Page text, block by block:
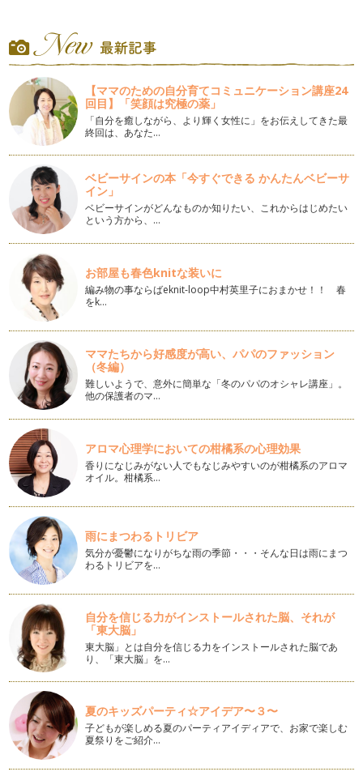
見ているだけでよだれがたれそうなハンバーガー。本格的なハ
ンバーガーをお店で食べようとすると…
卵なしでもふんわりパンを作るために必要な３つのポイント
卵なしのパンでも美味しく焼けると分かっているんだけど、ど
うしても「固く」「重たい感じ」にな…
今ブームの塩パンを卵なしで作ろう！
シナボンのシナモンロールが流行った…
卵なしでも美味しい！カリカリメロンパン
春が近づくとなんとなく食べたくなるパンがあります。それは
メロンパン。小さい時によく食べてい…
季節の変わり目に気を付けたいパン作りのポイント
そろそろ暖かい日も増えてきて、ニュースでも桜の開花時期の
話題を耳にするようになりました。暖…
パン作りに必要な強力粉の安全性を考える
パン作りをする上で必要な材料、小麦粉・塩・砂糖・パン酵
母・水分。これらは基本的にどんなパン…
卵アレルギーでも食べられる！プチシナモンロール
前回の記事で、卵アレルギーっ子の誕生日にシナモンロール
を！とお伝えしました。 卵ア…
卵アレルギーっ子の誕生日にシナモンロール
クリスマス、大みそか、お正月、と12月～1月はイベント続き
の冬。すっかりイベントムードも終…
卵なし！乳なし！朝ごはんにすぐできちゃうパンケーキ
朝ごはんの支度をしてたら、「あっ！パンがない！」というこ
とありますよね？ でもそういう日に…
手作り総菜パンでアレルギーっ子も食欲アップ！
スーパーやパン屋さんで売っているカレーパンやウインナーロ
ールなどの総菜パン。卵アレルギーや…
乳アレルギーでも食べられる！バターなし手作り生地のプチキ
ッシュ
乳アレルギーの場合、牛乳を豆乳で代用して、スープやドリン
クを作っている方も多いと思います。…
バタバタママはオーバーナイトで朝食に焼き立てパンを！
0歳の時は何かと泣かれ、授乳し、動き出せば家の中もあちこ
ち危険で目も離せず、食べてくれない…
【ママのための自分育てコミュニケーション講座24
回目】「笑顔は究極の薬」
「自分を癒しながら、より輝く女性に」をお伝えしてきた最
終回は、あなた…
ベビーサインの本「今すぐできる かんたんベビーサ
イン」
ベビーサインがどんなものか知りたい、これからはじめたい
という方から、…
お部屋も春色knitな装いに
編み物の事ならばeknit-loop中村英里子におまかせ！！ 春
をk…
ママたちから好感度が高い、パパのファッション
（冬編）
難しいようで、意外に簡単な「冬のパパのオシャレ講座」。
他の保護者のマ…
アロマ心理学においての柑橘系の心理効果
香りになじみがない人でもなじみやすいのが柑橘系のアロマ
オイル。柑橘系…
雨にまつわるトリビア
気分が憂鬱になりがちな雨の季節・・・そんな日は雨にまつ
わるトリビアを…
自分を信じる力がインストールされた脳、それが
「東大脳」
東大脳」とは自分を信じる力をインストールされた脳であ
り、「東大脳」を…
夏のキッズパーティ☆アイデア〜３〜
子どもが楽しめる夏のパーティアイディアで、お家で楽しむ
夏祭りをご紹介…